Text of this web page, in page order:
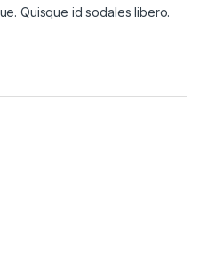
Quisque id sodales libero.